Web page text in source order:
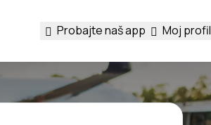
Probajte naš app Moj profil